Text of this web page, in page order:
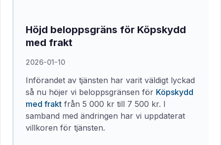
Höjd beloppsgräns för Köpskydd
med frakt
2026-01-10
Införandet av tjänsten har varit väldigt lyckad
så nu höjer vi beloppsgränsen för Köpskydd
med frakt från 5 000 kr till 7 500 kr. I
samband med ändringen har vi uppdaterat
villkoren för tjänsten.